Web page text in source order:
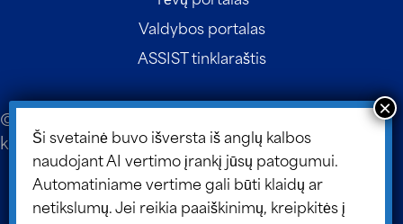
Valdybos portalas
ASSIST tinklaraštis
© 2026 ASSIST Scholars. Svetainės dizainas ir
kūrimas:Dizainas TLC .
Svetainės žemėlapis
Duomenų informacijos apsaugos politika
Ši svetainė buvo išversta iš anglų kalbos
naudojant AI vertimo įrankį jūsų patogumui.
Automatiniame vertime gali būti klaidų ar
netikslumų. Jei reikia paaiškinimų, kreipkitės į